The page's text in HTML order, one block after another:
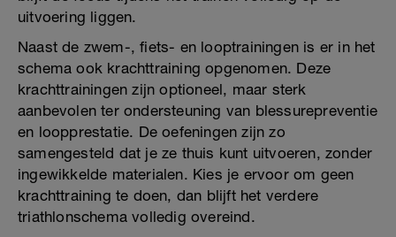
uitvoering liggen.
Naast de zwem-, fiets- en looptrainingen is er in het
schema ook krachttraining opgenomen. Deze
krachttrainingen zijn optioneel, maar sterk
aanbevolen ter ondersteuning van blessurepreventie
en loopprestatie. De oefeningen zijn zo
samengesteld dat je ze thuis kunt uitvoeren, zonder
ingewikkelde materialen. Kies je ervoor om geen
krachttraining te doen, dan blijft het verdere
triathlonschema volledig overeind.